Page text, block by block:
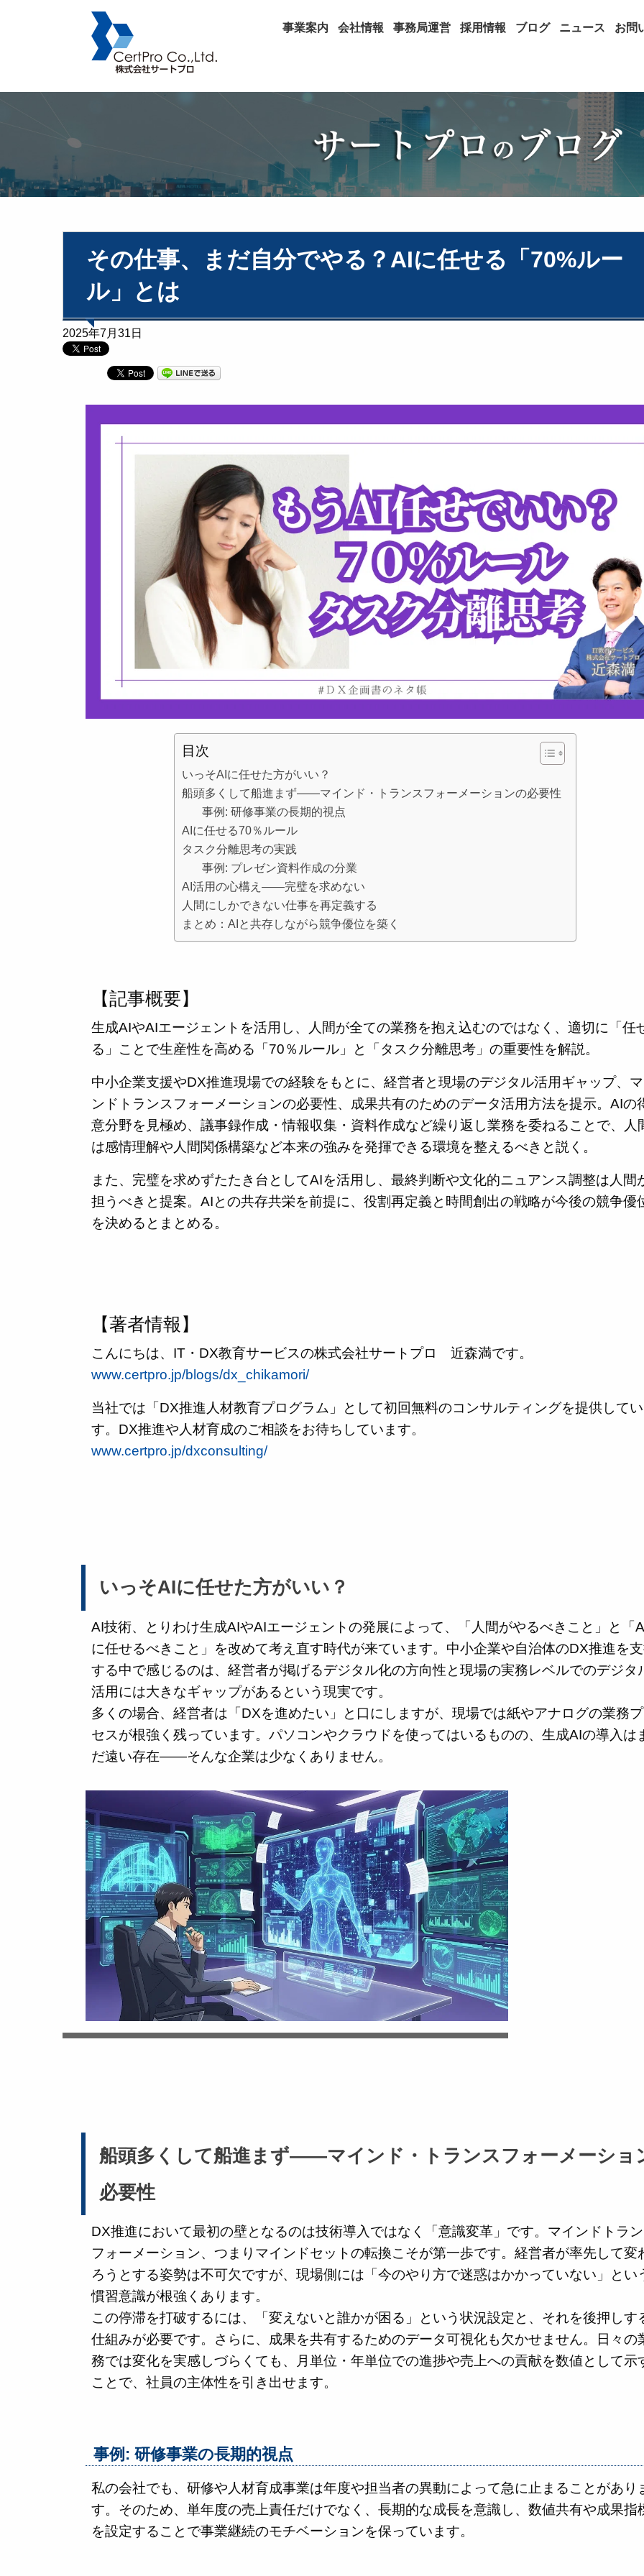
事業案内 会社情報 事務局運営 採用情報 ブログ ニュース お問
その仕事、まだ自分でやる？AIに任せる「70%ルー
ル」とは
2025年7月31日
目次
いっそAIに任せた方がいい？
船頭多くして船進まず——マインド・トランスフォーメーションの必要性
事例: 研修事業の長期的視点
AIに任せる70％ルール
タスク分離思考の実践
事例: プレゼン資料作成の分業
AI活用の心構え——完璧を求めない
人間にしかできない仕事を再定義する
まとめ：AIと共存しながら競争優位を築く
【記事概要】
生成AIやAIエージェントを活用し、人間が全ての業務を抱え込むのではなく、適切に「任
る」ことで生産性を高める「70％ルール」と「タスク分離思考」の重要性を解説。
中小企業支援やDX推進現場での経験をもとに、経営者と現場のデジタル活用ギャップ、マ
ンドトランスフォーメーションの必要性、成果共有のためのデータ活用方法を提示。AIの
意分野を見極め、議事録作成・情報収集・資料作成など繰り返し業務を委ねることで、人
は感情理解や人間関係構築など本来の強みを発揮できる環境を整えるべきと説く。
また、完璧を求めずたたき台としてAIを活用し、最終判断や文化的ニュアンス調整は人間
担うべきと提案。AIとの共存共栄を前提に、役割再定義と時間創出の戦略が今後の競争優
を決めるとまとめる。
【著者情報】
こんにちは、IT・DX教育サービスの株式会社サートプロ 近森満です。
www.certpro.jp/blogs/dx_chikamori/
当社では「DX推進人材教育プログラム」として初回無料のコンサルティングを提供してい
す。DX推進や人材育成のご相談をお待ちしています。
www.certpro.jp/dxconsulting/
いっそAIに任せた方がいい？
AI技術、とりわけ生成AIやAIエージェントの発展によって、「人間がやるべきこと」と「
に任せるべきこと」を改めて考え直す時代が来ています。中小企業や自治体のDX推進を
する中で感じるのは、経営者が掲げるデジタル化の方向性と現場の実務レベルでのデジタ
活用には大きなギャップがあるという現実です。
多くの場合、経営者は「DXを進めたい」と口にしますが、現場では紙やアナログの業務プ
セスが根強く残っています。パソコンやクラウドを使ってはいるものの、生成AIの導入は
だ遠い存在——そんな企業は少なくありません。
船頭多くして船進まず——マインド・トランスフォーメーショ
必要性
DX推進において最初の壁となるのは技術導入ではなく「意識変革」です。マインドトラン
フォーメーション、つまりマインドセットの転換こそが第一歩です。経営者が率先して変
ろうとする姿勢は不可欠ですが、現場側には「今のやり方で迷惑はかかっていない」とい
慣習意識が根強くあります。
この停滞を打破するには、「変えないと誰かが困る」という状況設定と、それを後押しす
仕組みが必要です。さらに、成果を共有するためのデータ可視化も欠かせません。日々の
務では変化を実感しづらくても、月単位・年単位での進捗や売上への貢献を数値として示
ことで、社員の主体性を引き出せます。
事例: 研修事業の長期的視点
私の会社でも、研修や人材育成事業は年度や担当者の異動によって急に止まることがあり
す。そのため、単年度の売上責任だけでなく、長期的な成長を意識し、数値共有や成果指
を設定することで事業継続のモチベーションを保っています。